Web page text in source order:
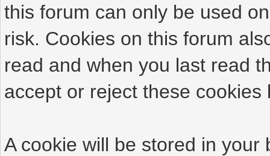
this forum can only be used
risk. Cookies on this forum
read and when you last read
accept or reject these cookies
A cookie will be stored in